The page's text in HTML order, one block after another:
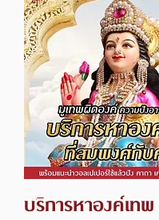
บริการหาองค์เทพ